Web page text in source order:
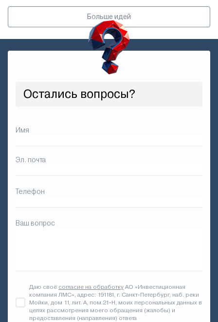
Больше идей
Остались вопросы?
Имя
Эл. почта
Телефон
Ваш вопрос
Даю своё согласие на обработку АО «Инвестиционная
компания ЛМС», адрес: 191181, г. Санкт-Петербург, наб. реки
Мойки, дом 11, лит. А, пом.21-Н, моих персональных данных в
целях рассмотрения моего обращения (жалобы) и
предоставления (направления) ответа